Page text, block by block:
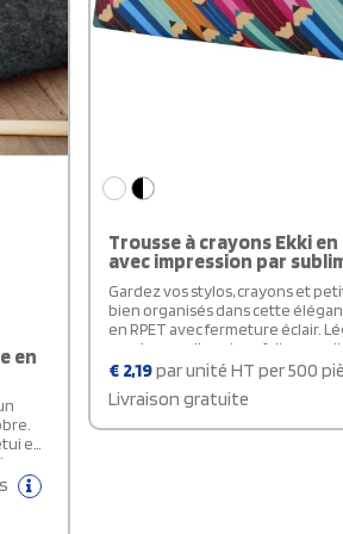
communication, cette trousse
personnalisable en coton est un
publicitaire utile, durable et
choix malin pour une
en
en
Trousse à crayons Ekki en
avec impression par
Gardez vos stylos, crayons et
bien organisés dans cette
en RPET avec fermeture éclair.
spacieuse, elle est parfaite pour
travail ou les voyages. Fabriqué
€ 2,19par unité HT per 500
Livraison gratuite